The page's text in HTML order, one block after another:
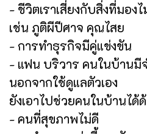
- ชีวิตเราเสี่ยงกับสิ่งที่มองไ
เช่น ภูติผีปีศาจ คุณไสย
- การทำธุรกิจมีคู่แข่งขัน
- แฟน บริวาร คนในบ้านมี
นอกจากใช้ดูแลตัวเอง
ยังเอาไปช่วยคนในบ้านได้
- คนที่สุขภาพไม่ดี